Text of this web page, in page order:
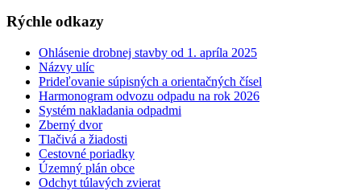
Rýchle odkazy
Ohlásenie drobnej stavby od 1. apríla 2025
Názvy ulíc
Prideľovanie súpisných a orientačných čísel
Harmonogram odvozu odpadu na rok 2026
Systém nakladania odpadmi
Zberný dvor
Tlačivá a žiadosti
Cestovné poriadky
Územný plán obce
Odchyt túlavých zvierat